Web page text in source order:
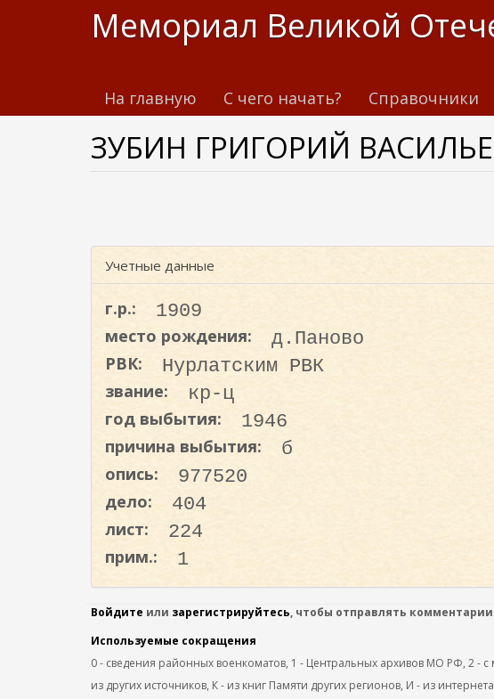
т
Мемориал Великой
На главную С чего начать? Справочники
ЗУБИН ГРИГОРИЙ
Учетные данные
г.р.: 1909
место рождения: д.Паново
РВК: Нурлатским РВК
звание: кр-ц
год выбытия: 1946
причина выбытия: б
опись: 977520
дело: 404
лист: 224
прим.: 1
Войдите или зарегистрируйтесь, чтобы отправлять комментарии
Используемые сокращения
0 - сведения районных военкоматов, 1 - Центральных архивов МО РФ, 2 - с
из других источников, К - из книг Памяти других регионов, И - из